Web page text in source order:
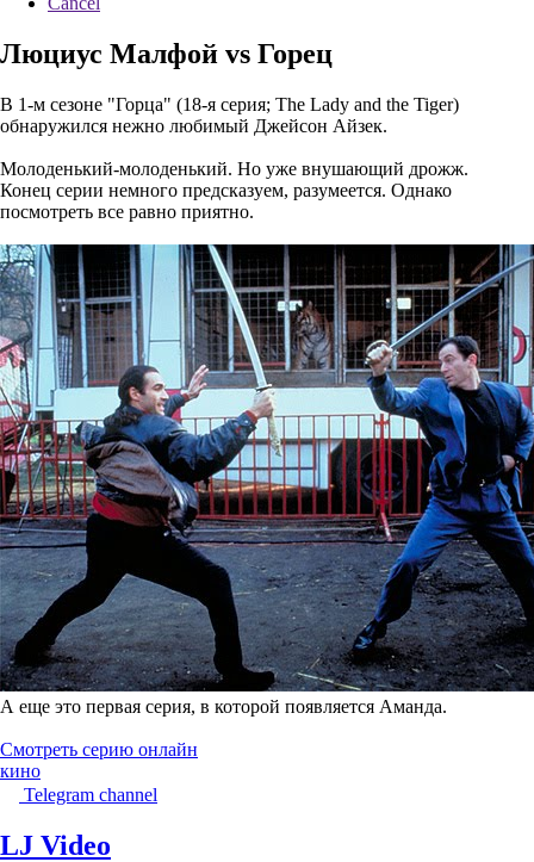
Люциус Малфой vs Горец
В 1-м сезоне "Горца" (18-я серия; The Lady and the Tiger)
обнаружился нежно любимый Джейсон Айзек.
Молоденький-молоденький. Но уже внушающий дрожж.
Конец серии немного предсказуем, разумеется. Однако
посмотреть все равно приятно.
А еще это первая серия, в которой появляется Аманда.
Смотреть серию онлайн
кино
Telegram channel
LJ Video